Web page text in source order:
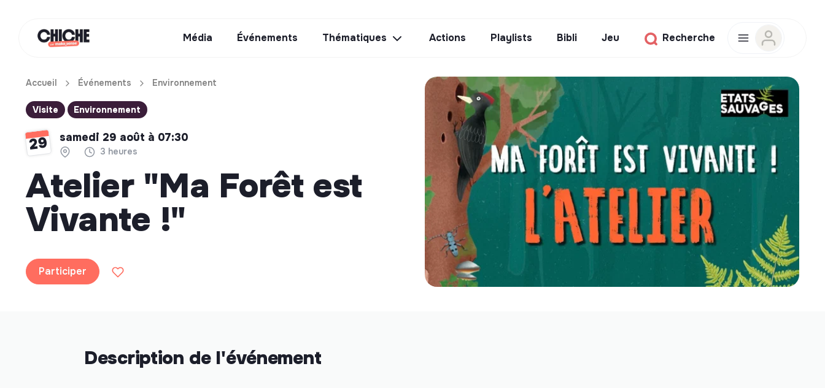
Média Événements Thématiques Actions Playlists Bibli Jeu Recherche
Accueil Événements Environnement
Visite Environnement
29 samedi 29 août à 07:30
3 heures
Atelier "Ma Forêt est
Vivante !"
Participer
Description de l'événement